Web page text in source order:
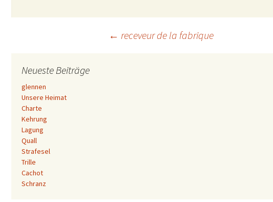
Beitrags-
Navigation
← receveur de la fabrique
Neueste Beiträge
glennen
Unsere Heimat
Charte
Kehrung
Lagung
Quall
Strafesel
Trille
Cachot
Schranz